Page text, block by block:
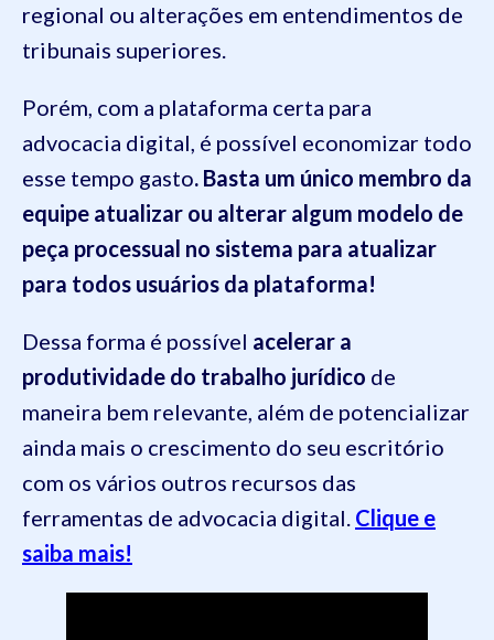
regional ou alterações em entendimentos de
tribunais superiores.
Porém, com a plataforma certa para
advocacia digital, é possível economizar todo
esse tempo gasto. Basta um único membro da
equipe atualizar ou alterar algum modelo de
peça processual no sistema para atualizar
para todos usuários da plataforma!
Dessa forma é possível acelerar a
produtividade do trabalho jurídico de
maneira bem relevante, além de potencializar
ainda mais o crescimento do seu escritório
com os vários outros recursos das
ferramentas de advocacia digital. Clique e
saiba mais!